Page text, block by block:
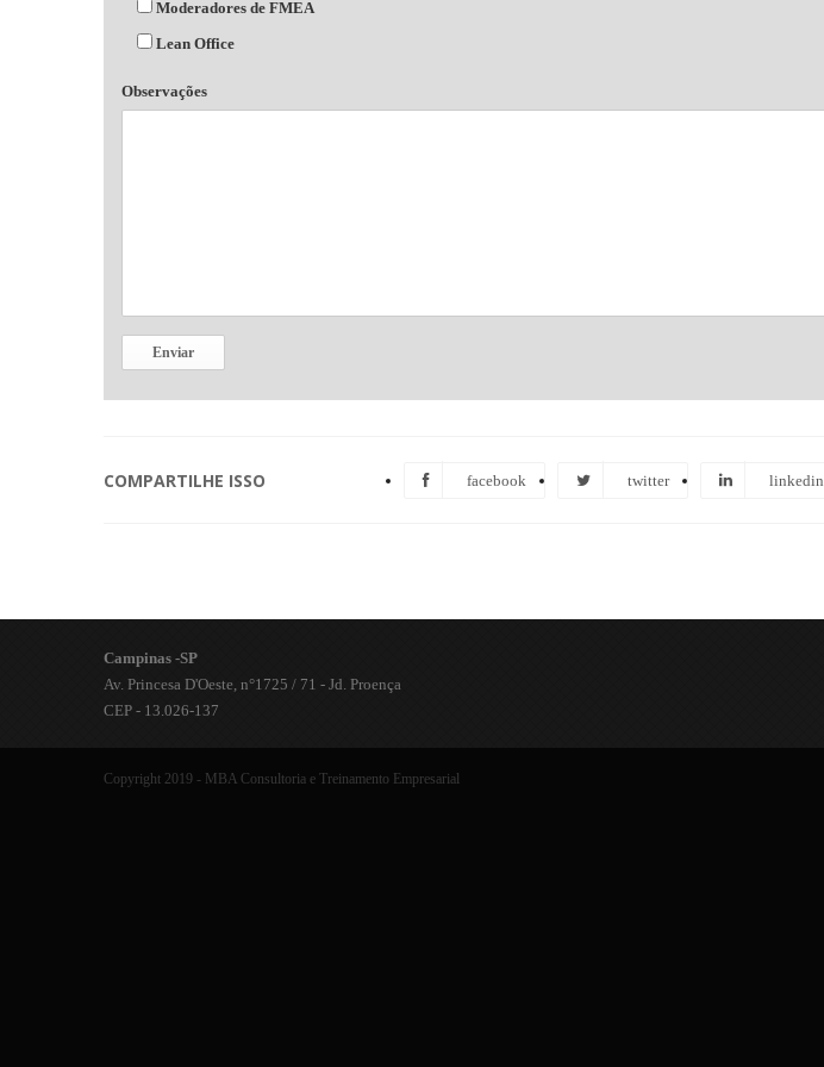
Moderadores de FMEA
Lean Office
Observações
COMPARTILHE ISSO facebook twitter linkedin
Campinas -SP
Av. Princesa D'Oeste, n°1725 / 71 - Jd. Proença
CEP - 13.026-137
Copyright 2019 - MBA Consultoria e Treinamento Empresarial